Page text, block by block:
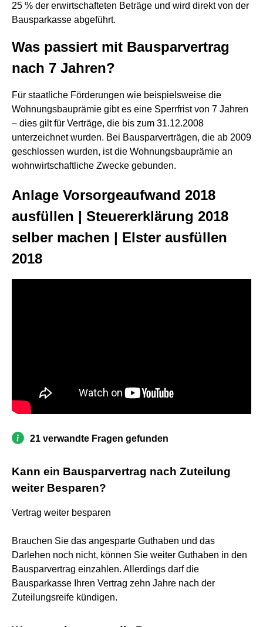
25 % der erwirtschafteten Beträge und wird direkt von der
Bausparkasse abgeführt.
Was passiert mit Bausparvertrag
nach 7 Jahren?
Für staatliche Förderungen wie beispielsweise die
Wohnungsbauprämie gibt es eine Sperrfrist von 7 Jahren
– dies gilt für Verträge, die bis zum 31.12.2008
unterzeichnet wurden. Bei Bausparverträgen, die ab 2009
geschlossen wurden, ist die Wohnungsbauprämie an
wohnwirtschaftliche Zwecke gebunden.
Anlage Vorsorgeaufwand 2018
ausfüllen | Steuererklärung 2018
selber machen | Elster ausfüllen
2018
21 verwandte Fragen gefunden
Kann ein Bausparvertrag nach Zuteilung
weiter Besparen?
Vertrag weiter besparen
Brauchen Sie das angesparte Guthaben und das
Darlehen noch nicht, können Sie weiter Guthaben in den
Bausparvertrag einzahlen. Allerdings darf die
Bausparkasse Ihren Vertrag zehn Jahre nach der
Zuteilungsreife kündigen.